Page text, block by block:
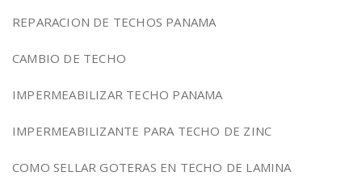
REPARACION DE TECHOS PANAMA
CAMBIO DE TECHO
IMPERMEABILIZAR TECHO PANAMA
IMPERMEABILIZANTE PARA TECHO DE ZINC
COMO SELLAR GOTERAS EN TECHO DE LAMINA